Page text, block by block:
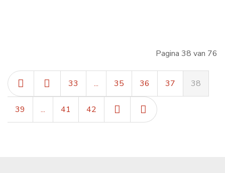
Pagina 38 van 76
33 ... 35 36 37 38
39 ... 41 42